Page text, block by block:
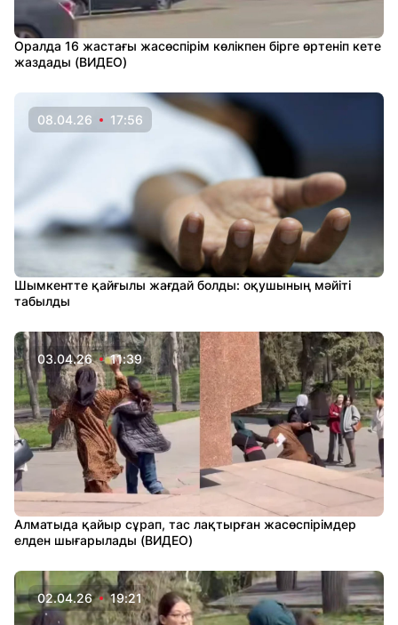
Оралда 16 жастағы жасөспірім көлікпен бірге өртеніп кете
жаздады (ВИДЕО)
08.04.26 17:56
Шымкентте қайғылы жағдай болды: оқушының мәйіті
табылды
03.04.26 11:39
Алматыда қайыр сұрап, тас лақтырған жасөспірімдер
елден шығарылады (ВИДЕО)
02.04.26 19:21